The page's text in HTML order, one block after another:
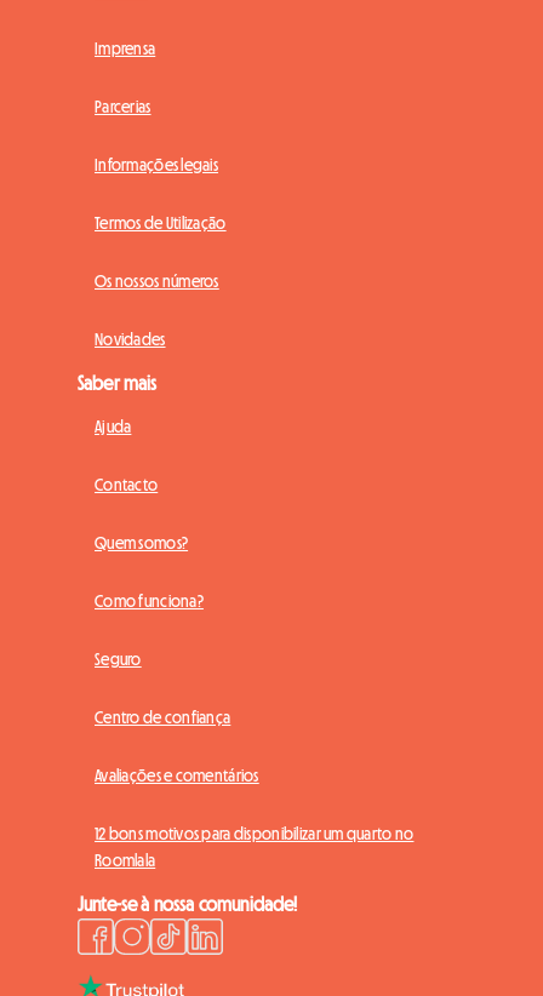
Imprensa
Parcerias
Informações legais
Termos de Utilização
Os nossos números
Novidades
Saber mais
Ajuda
Contacto
Quem somos?
Como funciona?
Seguro
Centro de confiança
Avaliações e comentários
12 bons motivos para disponibilizar um quarto no
Roomlala
Junte-se à nossa comunidade!